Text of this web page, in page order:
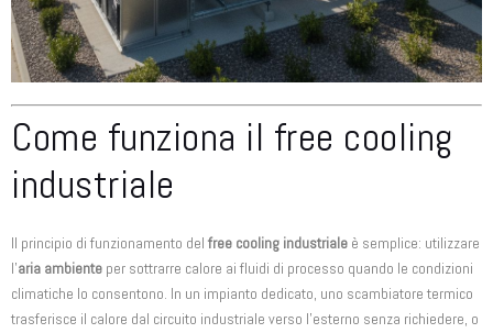
Come funziona il free cooling
industriale
Il principio di funzionamento del free cooling industriale è semplice: utilizzare
l’aria ambiente per sottrarre calore ai fluidi di processo quando le condizioni
climatiche lo consentono. In un impianto dedicato, uno scambiatore termico
trasferisce il calore dal circuito industriale verso l’esterno senza richiedere, o